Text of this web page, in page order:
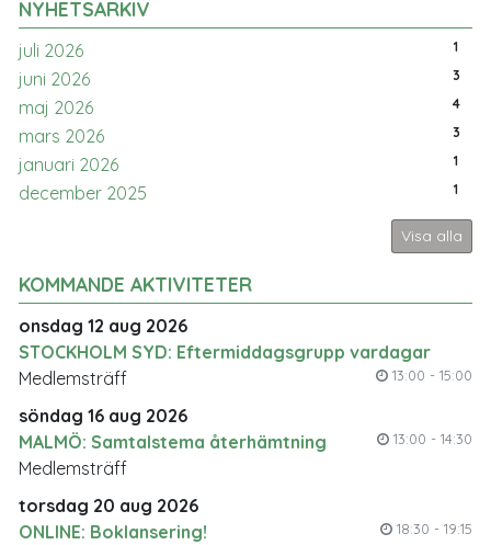
NYHETSARKIV
juli 2026 1
juni 2026 3
maj 2026 4
mars 2026 3
januari 2026 1
december 2025 1
Visa alla
KOMMANDE AKTIVITETER
onsdag 12 aug 2026
STOCKHOLM SYD: Eftermiddagsgrupp vardagar
13:00 - 15:00
Medlemsträff
söndag 16 aug 2026
MALMÖ: Samtalstema återhämtning
13:00 - 14:30
Medlemsträff
torsdag 20 aug 2026
ONLINE: Boklansering!
18:30 - 19:15